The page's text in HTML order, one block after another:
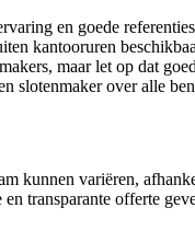
en goede
kantooruren
maar let op dat
slotenmaker over alle
kunnen variëren,
transparante offerte